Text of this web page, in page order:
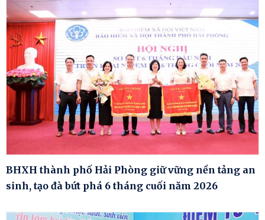
BHXH thành phố Hải Phòng giữ vững nền tảng an
sinh, tạo đà bứt phá 6 tháng cuối năm 2026